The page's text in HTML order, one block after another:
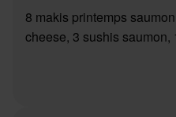
8 makis printemps
cheese, 3 sushis saumon,